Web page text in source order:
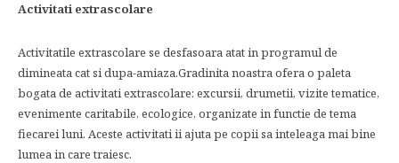
Activitati extrascolare
Activitatile extrascolare se desfasoara atat in programul de
dimineata cat si dupa-amiaza.Gradinita noastra ofera o paleta
bogata de activitati extrascolare: excursii, drumetii, vizite tematice,
evenimente caritabile, ecologice, organizate in functie de tema
fiecarei luni. Aceste activitati ii ajuta pe copii sa inteleaga mai bine
lumea in care traiesc.